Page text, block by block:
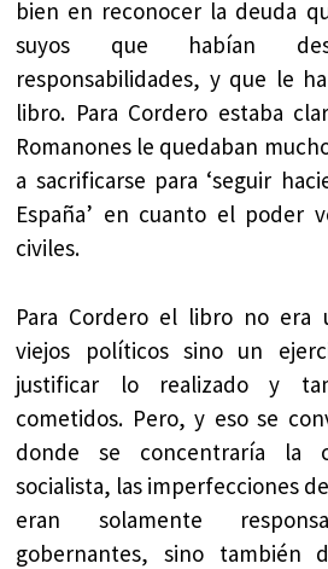
bien en reconocer la deuda
suyos que habían
responsabilidades, y que le
libro. Para Cordero estaba
Romanones le quedaban
a sacrificarse para ‘seguir
España’ en cuanto el poder
civiles.
Para Cordero el libro no era
viejos políticos sino un
justificar lo realizado y
cometidos. Pero, y eso se
donde se concentraría la
socialista, las imperfecciones
eran solamente
gobernantes, sino también